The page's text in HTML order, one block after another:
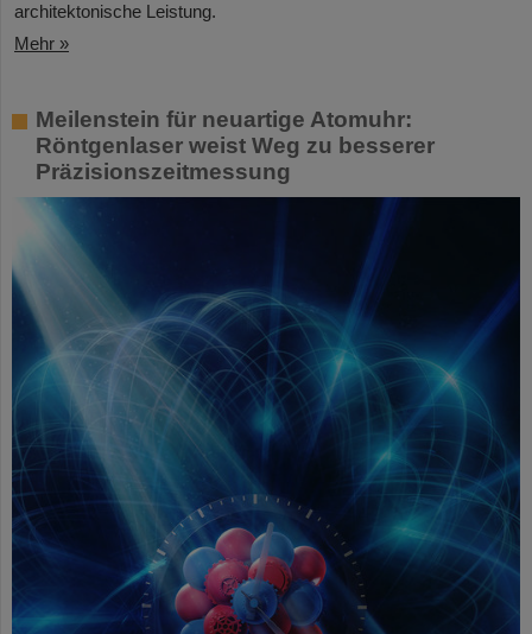
architektonische Leistung.
Mehr »
Meilenstein für neuartige Atomuhr:
Röntgenlaser weist Weg zu besserer
Präzisionszeitmessung